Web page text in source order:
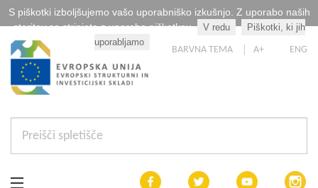
S piškotki izboljšujemo vašo uporabniško izkušnjo. Z uporabo naših
storitev se strinjate z uporabo piškotkov.
V redu
Piškotki, ki jih
uporabljamo
BARVNA TEMA A+ ENG